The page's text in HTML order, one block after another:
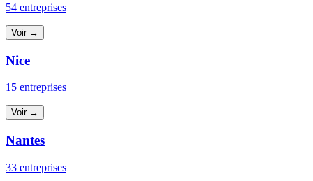
54 entreprises
Voir →
Nice
15 entreprises
Voir →
Nantes
33 entreprises